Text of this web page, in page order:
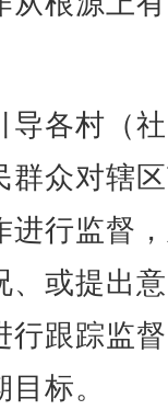
各村（
群众对辖
进行监督
、或提出
行跟踪监
标。